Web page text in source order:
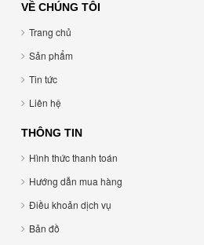
VỀ CHÚNG TÔI
Trang chủ
Sản phẩm
Tin tức
Liên hệ
THÔNG TIN
Hình thức thanh toán
Hướng dẫn mua hàng
Điều khoản dịch vụ
Bản đồ